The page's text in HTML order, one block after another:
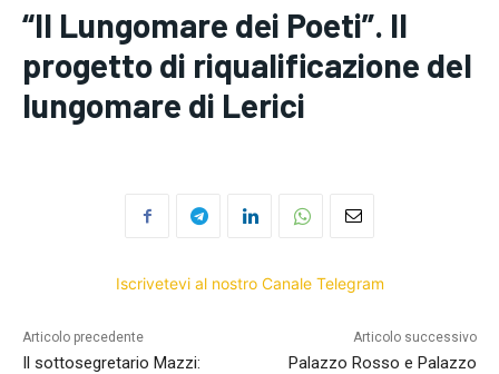
“Il Lungomare dei Poeti”. Il
progetto di riqualificazione del
lungomare di Lerici
Iscrivetevi al nostro Canale Telegram
Articolo precedente
Il sottosegretario Mazzi:
Articolo successivo
Palazzo Rosso e Palazzo